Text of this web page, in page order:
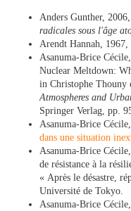
Anders Gunther, 2006,
radicales sous l'âge
Arendt Hannah, 1967,
Asanuma-Brice
Nuclear Meltdown:
in Christophe
Atmospheres and
Springer Verlag, pp.
Asanuma-Brice
dans une situation
Asanuma-Brice
de résistance à la
« Après le désastre,
Université de Tokyo.
Asanuma-Brice